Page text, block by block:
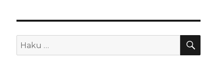
Etsi: